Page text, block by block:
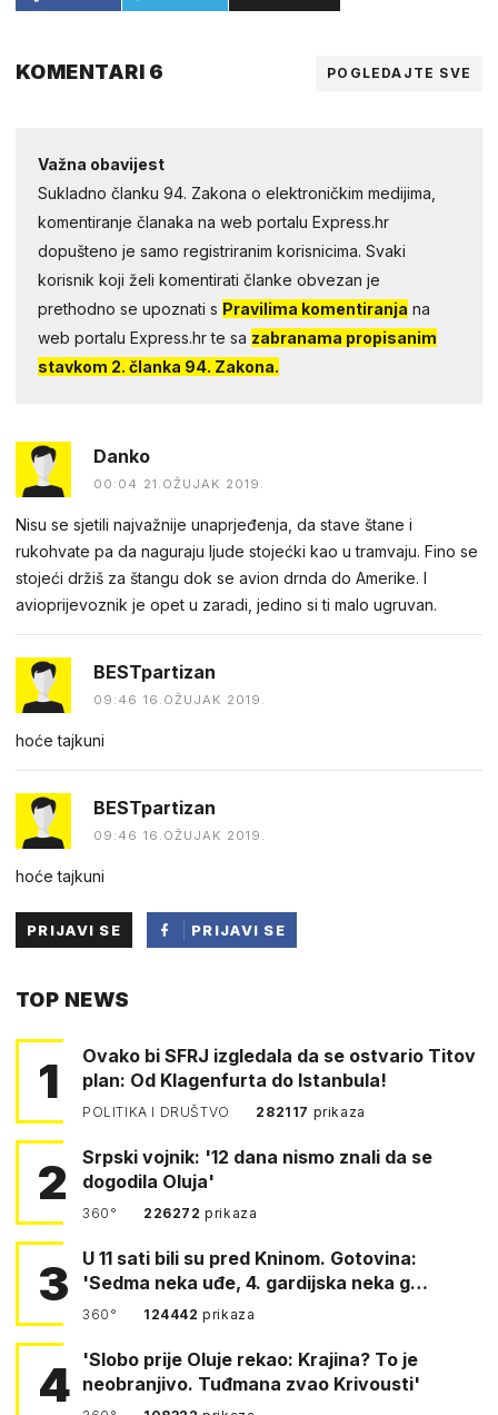
KOMENTARI 6 POGLEDAJTE SVE
Važna obavijest
Sukladno članku 94. Zakona o elektroničkim medijima,
komentiranje članaka na web portalu Express.hr
dopušteno je samo registriranim korisnicima. Svaki
korisnik koji želi komentirati članke obvezan je
prethodno se upoznati s Pravilima komentiranja na
web portalu Express.hr te sa zabranama propisanim
stavkom 2. članka 94. Zakona.
Danko
00:04 21.OŽUJAK 2019.
Nisu se sjetili najvažnije unaprjeđenja, da stave štane i
rukohvate pa da naguraju ljude stojećki kao u tramvaju. Fino se
stojeći držiš za štangu dok se avion drnda do Amerike. I
avioprijevoznik je opet u zaradi, jedino si ti malo ugruvan.
BESTpartizan
09:46 16.OŽUJAK 2019.
hoće tajkuni
BESTpartizan
09:46 16.OŽUJAK 2019.
hoće tajkuni
PRIJAVI SE
PRIJAVI SE
TOP NEWS
1
Ovako bi SFRJ izgledala da se ostvario Titov
plan: Od Klagenfurta do Istanbula!
POLITIKA I DRUŠTVO 282117 prikaza
2
Srpski vojnik: '12 dana nismo znali da se
dogodila Oluja'
360° 226272prikaza
3
U 11 sati bili su pred Kninom. Gotovina:
'Sedma neka uđe, 4. gardijska neka g…
360° 124442prikaza
4
'Slobo prije Oluje rekao: Krajina? To je
neobranjivo. Tuđmana zvao Krivousti'